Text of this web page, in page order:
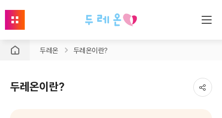
열
기
두레온 두레온이란?
두레온이란?